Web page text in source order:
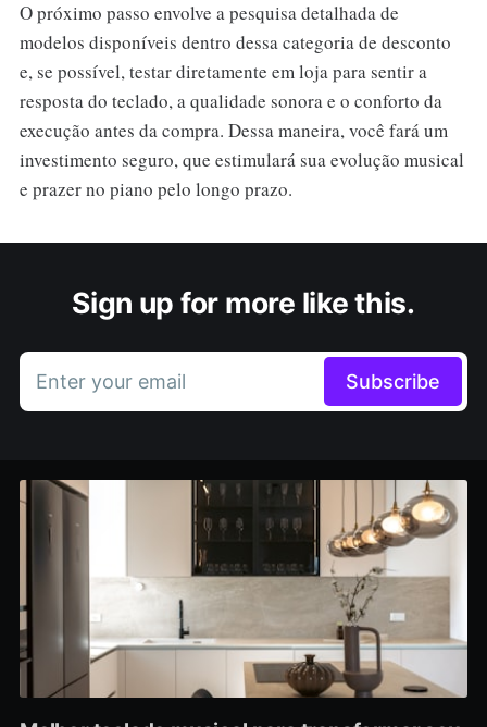
O próximo passo envolve a pesquisa detalhada de
modelos disponíveis dentro dessa categoria de desconto
e, se possível, testar diretamente em loja para sentir a
resposta do teclado, a qualidade sonora e o conforto da
execução antes da compra. Dessa maneira, você fará um
investimento seguro, que estimulará sua evolução musical
e prazer no piano pelo longo prazo.
Sign up for more like this.
Enter your email Subscribe